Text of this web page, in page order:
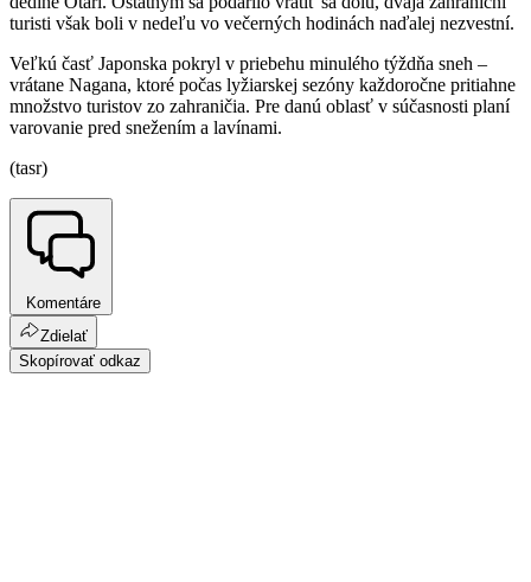
turisti však boli v nedeľu vo večerných hodinách naďalej nezvestní.
Veľkú časť Japonska pokryl v priebehu minulého týždňa sneh –
vrátane Nagana, ktoré počas lyžiarskej sezóny každoročne pritiahne
množstvo turistov zo zahraničia. Pre danú oblasť v súčasnosti planí
varovanie pred snežením a lavínami.
(tasr)
Komentáre
Zdielať
Skopírovať odkaz